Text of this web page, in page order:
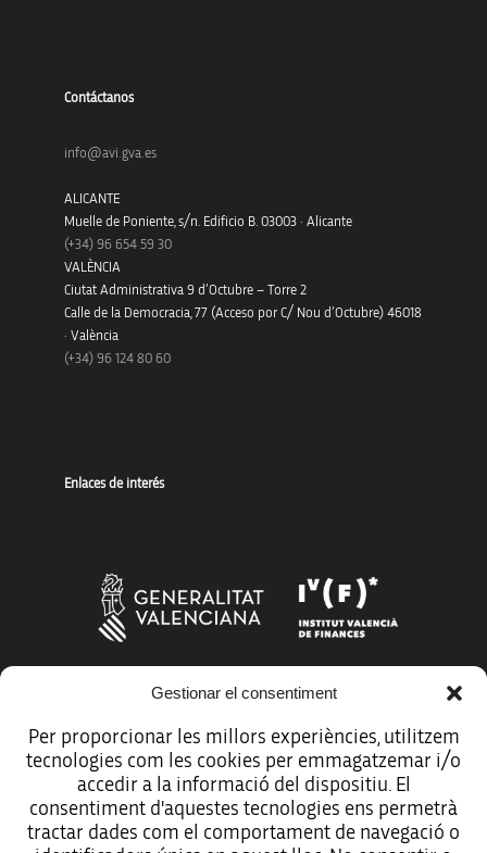
Gestionar el consentiment
Per proporcionar les millors experiències, utilitzem
tecnologies com les cookies per emmagatzemar i/o
accedir a la informació del dispositiu. El
consentiment d'aquestes tecnologies ens permetrà
tractar dades com el comportament de navegació o
Contáctanos
info@avi.gva.es
ALICANTE
Muelle de Poniente, s/n. Edificio B. 03003 · Alicante
(+34) 96 654 59 30
VALÈNCIA
Ciutat Administrativa 9 d’Octubre – Torre 2
Calle de la Democracia, 77 (Acceso por C/ Nou d’Octubre) 46018
· València
(+34) 96 124 80 60
Enlaces de interés